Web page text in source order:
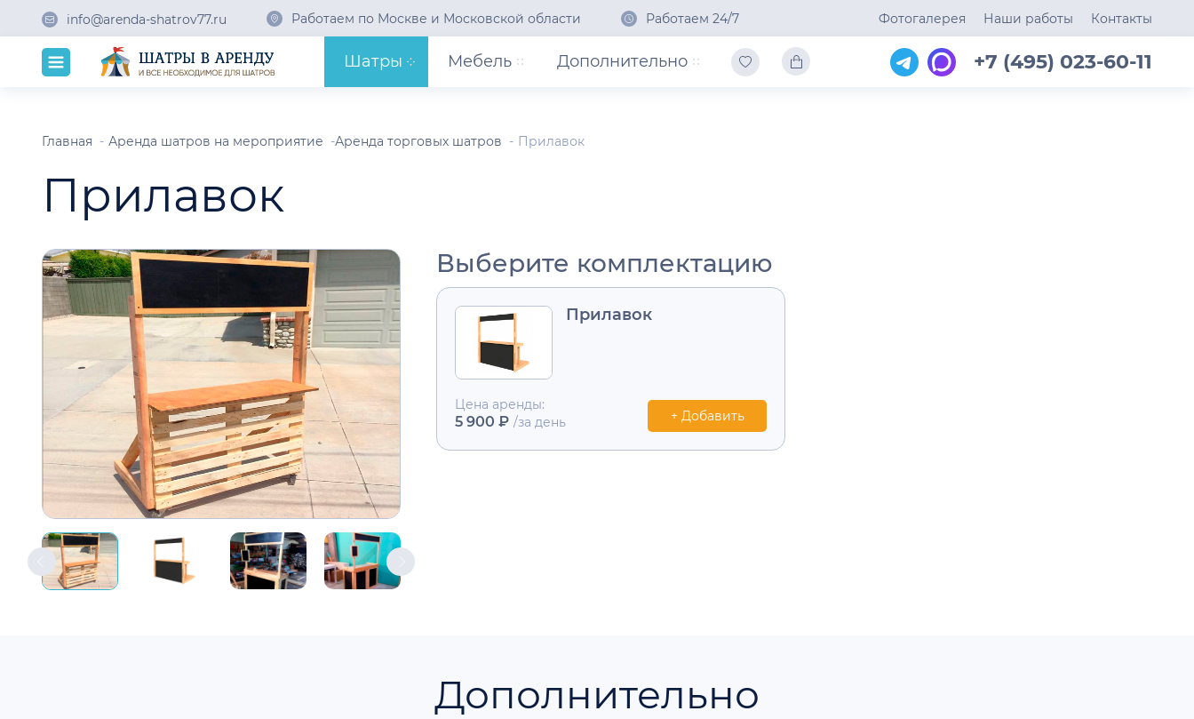
info@arenda-shatrov77.ru Работаем по Москве и Московской области Работаем 24/7 Фотогалерея Наши работы Контакты
Шатры Мебель Дополнительно +7 (495) 023-60-11
Главная Аренда шатров на мероприятие Аренда торговых шатров Прилавок
Прилавок
Выберите комплектацию
Прилавок
Цена аренды:
5 900 ₽ /за день + Добавить
Дополнительно